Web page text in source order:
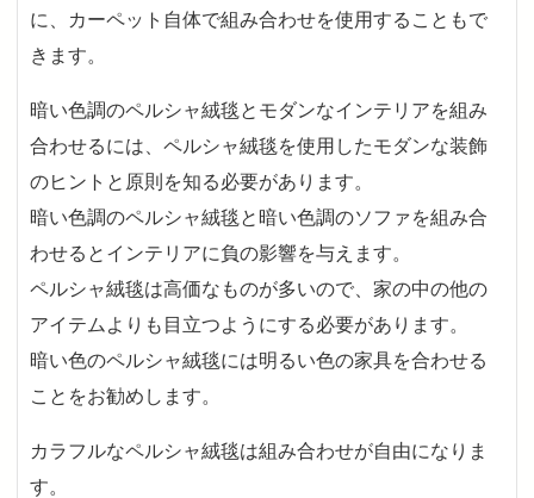
に、カーペット自体で組み合わせを使用することもで
きます。
暗い色調のペルシャ絨毯とモダンなインテリアを組み
合わせるには、ペルシャ絨毯を使用したモダンな装飾
のヒントと原則を知る必要があります。
暗い色調のペルシャ絨毯と暗い色調のソファを組み合
わせるとインテリアに負の影響を与えます。
ペルシャ絨毯は高価なものが多いので、家の中の他の
アイテムよりも目立つようにする必要があります。
暗い色のペルシャ絨毯には明るい色の家具を合わせる
ことをお勧めします。
カラフルなペルシャ絨毯は組み合わせが自由になりま
す。